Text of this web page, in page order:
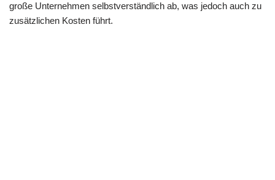
große Unternehmen selbstverständlich ab, was jedoch auch zu
zusätzlichen Kosten führt.